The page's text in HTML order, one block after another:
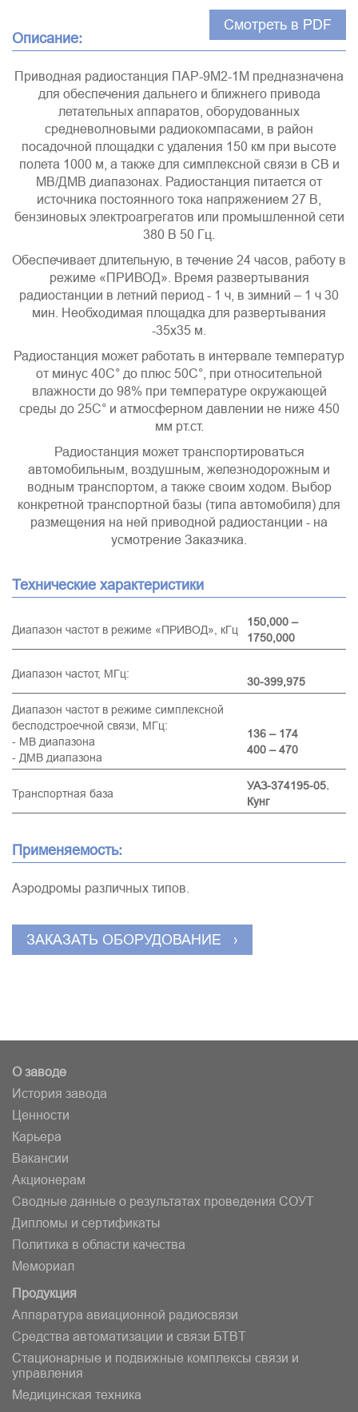
Смотреть в PDF
Описание:
Приводная радиостанция ПАР-9М2-1М предназначена
для обеспечения дальнего и ближнего привода
летательных аппаратов, оборудованных
средневолновыми радиокомпасами, в район
посадочной площадки с удаления 150 км при высоте
полета 1000 м, а также для симплексной связи в СВ и
МВ/ДМВ диапазонах. Радиостанция питается от
источника постоянного тока напряжением 27 В,
бензиновых электроагрегатов или промышленной сети
380 В 50 Гц.
Обеспечивает длительную, в течение 24 часов, работу в
режиме «ПРИВОД». Время развертывания
радиостанции в летний период - 1 ч, в зимний – 1 ч 30
мин. Необходимая площадка для развертывания
-35х35 м.
Радиостанция может работать в интервале температур
от минус 40С° до плюс 50С°, при относительной
влажности до 98% при температуре окружающей
среды до 25С° и атмосферном давлении не ниже 450
мм рт.ст.
Радиостанция может транспортироваться
автомобильным, воздушным, железнодорожным и
водным транспортом, а также своим ходом. Выбор
конкретной транспортной базы (типа автомобиля) для
размещения на ней приводной радиостанции - на
усмотрение Заказчика.
Технические характеристики
Диапазон частот в режиме «ПРИВОД», кГц
150,000 –
1750,000
Диапазон частот, МГц:
30-399,975
Диапазон частот в режиме симплексной
бесподстроечной связи, МГц:
- МВ диапазона
- ДМВ диапазона
136 – 174
400 – 470
Транспортная база
УАЗ-374195-05.
Кунг
Применяемость:
Аэродромы различных типов.
ЗАКАЗАТЬ ОБОРУДОВАНИЕ ›
О заводе
История завода
Ценности
Карьера
Вакансии
Акционерам
Сводные данные о результатах проведения СОУТ
Дипломы и сертификаты
Политика в области качества
Мемориал
Продукция
Аппаратура авиационной радиосвязи
Средства автоматизации и связи БТВT
Стационарные и подвижные комплексы связи и
управления
Медицинская техника